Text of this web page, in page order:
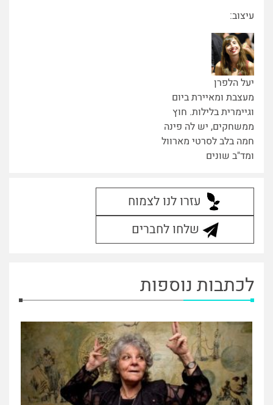
עיצוב:
יעל הלפרן
מעצבת ומאיירת ביום
וגיימרית בלילות. חוץ
ממשחקים, יש לה פינה
חמה בלב לסרטי מארוול
ומד"ב שונים
עזרו לנו לצמוח
שלחו לחברים
לכתבות נוספות